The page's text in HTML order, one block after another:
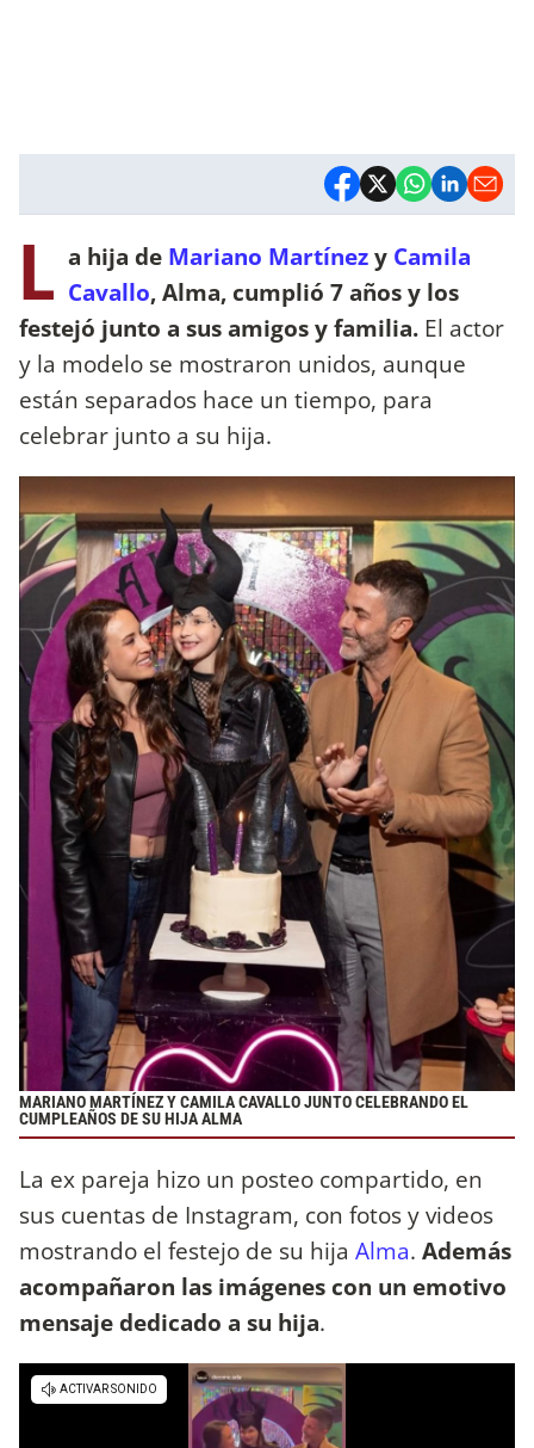
L a hija de Mariano Martínezy Camila
Cavallo, Alma, cumplió 7 años y los
festejó junto a sus amigos y familia. El actor
y la modelo se mostraron unidos, aunque
están separados hace un tiempo, para
celebrar junto a su hija.
MARIANO MARTÍNEZ Y CAMILA CAVALLO JUNTO CELEBRANDO EL
CUMPLEAÑOS DE SU HIJA ALMA
La ex pareja hizo un posteo compartido, en
sus cuentas de Instagram, con fotos y videos
mostrando el festejo de su hija Alma. Además
acompañaron las imágenes con un emotivo
mensaje dedicado a su hija.